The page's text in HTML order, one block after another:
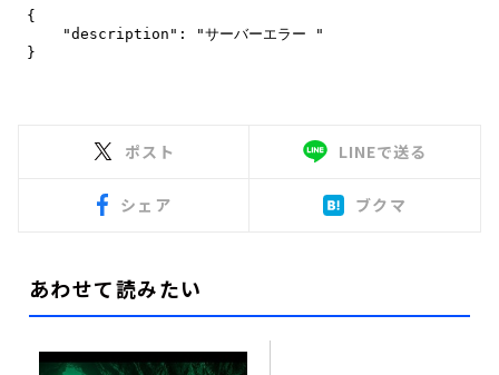
ポスト LINEで送る
シェア ブクマ
あわせて読みたい